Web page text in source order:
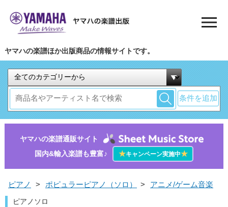
ヤマハの楽譜ほか出版商品の情報サイトです。
条件を追加
ヤマハの楽譜通販サイト
国内&輸入楽譜も豊富♪
★キャンペーン実施中★
ピアノ > ポピュラーピアノ（ソロ） > アニメ/ゲーム音楽
ピアノソロ